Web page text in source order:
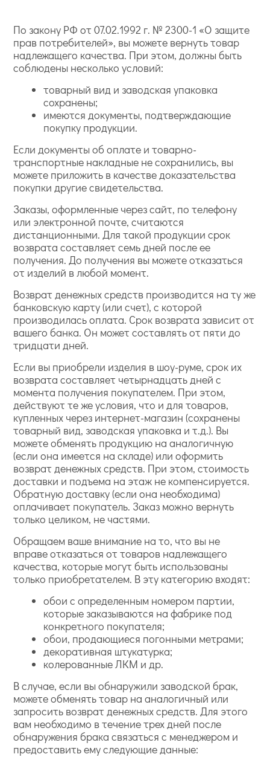
По закону РФ от 07.02.1992 г. № 2300-1 «О защите
прав потребителей», вы можете вернуть товар
надлежащего качества. При этом, должны быть
соблюдены несколько условий:
товарный вид и заводская упаковка
сохранены;
имеются документы, подтверждающие
покупку продукции.
Если документы об оплате и товарно-
транспортные накладные не сохранились, вы
можете приложить в качестве доказательства
покупки другие свидетельства.
Заказы, оформленные через сайт, по телефону
или электронной почте, считаются
дистанционными. Для такой продукции срок
возврата составляет семь дней после ее
получения. До получения вы можете отказаться
от изделий в любой момент.
Возврат денежных средств производится на ту же
банковскую карту (или счет), с которой
производилась оплата. Срок возврата зависит от
вашего банка. Он может составлять от пяти до
тридцати дней.
Если вы приобрели изделия в шоу-руме, срок их
возврата составляет четырнадцать дней с
момента получения покупателем. При этом,
действуют те же условия, что и для товаров,
купленных через интернет-магазин (сохранены
товарный вид, заводская упаковка и т.д.). Вы
можете обменять продукцию на аналогичную
(если она имеется на складе) или оформить
возврат денежных средств. При этом, стоимость
доставки и подъема на этаж не компенсируется.
Обратную доставку (если она необходима)
оплачивает покупатель. Заказ можно вернуть
только целиком, не частями.
Обращаем ваше внимание на то, что вы не
вправе отказаться от товаров надлежащего
качества, которые могут быть использованы
только приобретателем. В эту категорию входят:
обои с определенным номером партии,
которые заказываются на фабрике под
конкретного покупателя;
обои, продающиеся погонными метрами;
декоративная штукатурка;
колерованные ЛКМ и др.
В случае, если вы обнаружили заводской брак,
можете обменять товар на аналогичный или
запросить возврат денежных средств. Для этого
вам необходимо в течение трех дней после
обнаружения брака связаться с менеджером и
предоставить ему следующие данные: